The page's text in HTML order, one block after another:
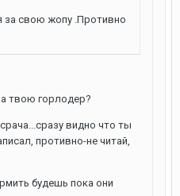
свою жопу .Противно
твою горлодер?
видно что ты
противно-не читай,
будешь пока они